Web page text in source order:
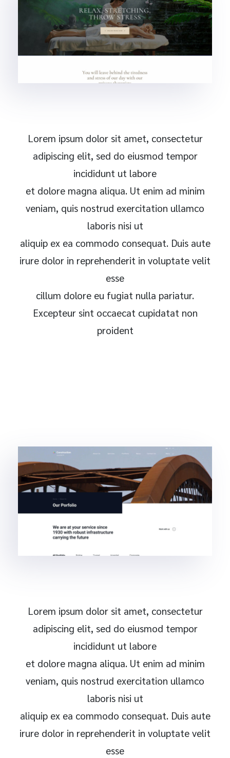
Lorem ipsum dolor sit amet, consectetur
adipiscing elit, sed do eiusmod tempor
incididunt ut labore
et dolore magna aliqua. Ut enim ad minim
veniam, quis nostrud exercitation ullamco
laboris nisi ut
aliquip ex ea commodo consequat. Duis aute
irure dolor in reprehenderit in voluptate velit
esse
cillum dolore eu fugiat nulla pariatur.
Excepteur sint occaecat cupidatat non
proident
Lorem ipsum dolor sit amet, consectetur
adipiscing elit, sed do eiusmod tempor
incididunt ut labore
et dolore magna aliqua. Ut enim ad minim
veniam, quis nostrud exercitation ullamco
laboris nisi ut
aliquip ex ea commodo consequat. Duis aute
irure dolor in reprehenderit in voluptate velit
esse